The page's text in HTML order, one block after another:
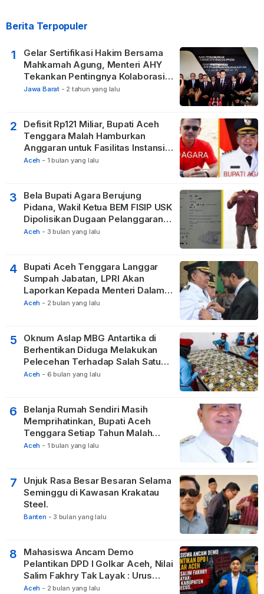
Berita Terpopuler
1
Gelar Sertifikasi Hakim Bersama
Mahkamah Agung, Menteri AHY
Tekankan Pentingnya Kolaborasi
untuk Hadirkan Keadilan bagi
Jawa Barat - 2 tahun yang lalu
2
Defisit Rp121 Miliar, Bupati Aceh
Tenggara Malah Hamburkan
Anggaran untuk Fasilitas Instansi
Vertikal
Aceh - 1 bulan yang lalu
3
Bela Bupati Agara Berujung
Pidana, Wakil Ketua BEM FISIP USK
Dipolisikan Dugaan Pelanggaran
Privasi dan UU ITE
Aceh - 3 bulan yang lalu
4
Bupati Aceh Tenggara Langgar
Sumpah Jabatan, LPRI Akan
Laporkan Kepada Menteri Dalam
Negeri
Aceh - 2 bulan yang lalu
5
Oknum Aslap MBG Antartika di
Berhentikan Diduga Melakukan
Pelecehan Terhadap Salah Satu
Relawan
Aceh - 6 bulan yang lalu
6
Belanja Rumah Sendiri Masih
Memprihatinkan, Bupati Aceh
Tenggara Setiap Tahun Malah
Membangun Pasilitas Rumah
Aceh - 1 bulan yang lalu
7
Unjuk Rasa Besar Besaran Selama
Seminggu di Kawasan Krakatau
Steel.
Banten - 3 bulan yang lalu
8
Mahasiswa Ancam Demo
Pelantikan DPD I Golkar Aceh, Nilai
Salim Fakhry Tak Layak : Urus
Kabupaten Tak Becus.
Aceh - 2 bulan yang lalu